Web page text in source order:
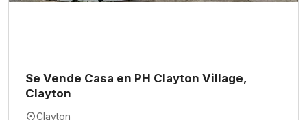
Se Vende Casa en PH Clayton Village,
Clayton
Clayton